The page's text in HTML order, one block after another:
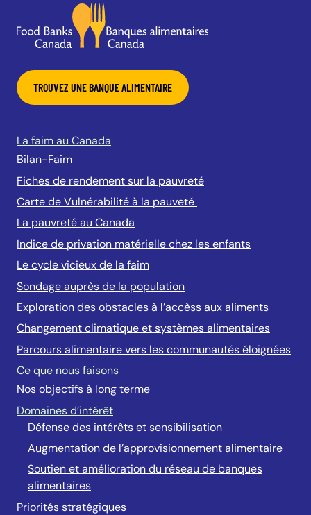
TROUVEZ UNE BANQUE ALIMENTAIRE
La faim au Canada
Bilan-Faim
Fiches de rendement sur la pauvreté
Carte de Vulnérabilité à la pauveté
La pauvreté au Canada
Indice de privation matérielle chez les enfants
Le cycle vicieux de la faim
Sondage auprès de la population
Exploration des obstacles à l’accèss aux aliments
Changement climatique et systèmes alimentaires
Parcours alimentaire vers les communautés éloignées
Ce que nous faisons
Nos objectifs à long terme
Domaines d’intérêt
Défense des intérêts et sensibilisation
Augmentation de l’approvisionnement alimentaire
Soutien et amélioration du réseau de banques
alimentaires
Priorités stratégiques